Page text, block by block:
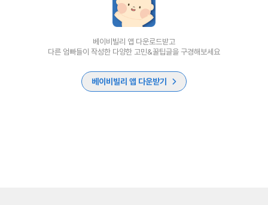
베이비빌리 앱 다운로드받고
다른 엄빠들이 작성한 다양한 고민&꿀팁글을 구경해보세요
베이비빌리 앱 다운받기